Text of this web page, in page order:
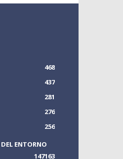
468
437
281
276
256
ENTORNO
163
147